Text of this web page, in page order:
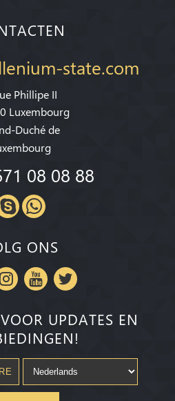
state.com
Phillipe II
Luxembourg
Duché de
08 08 88
ONS
UPDATES EN